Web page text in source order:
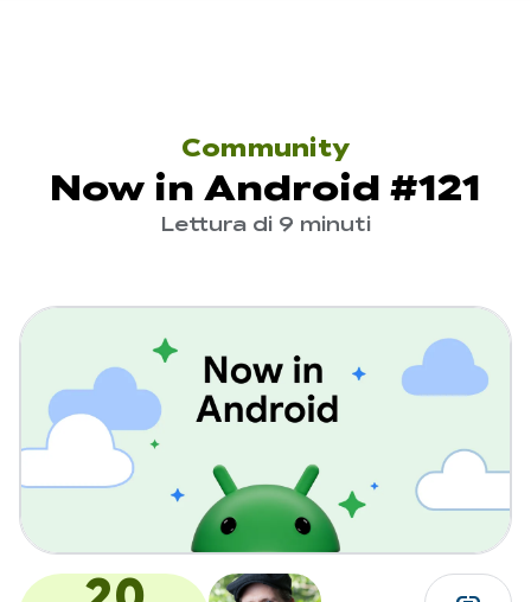
Community
Now in Android #121
Lettura di 9 minuti